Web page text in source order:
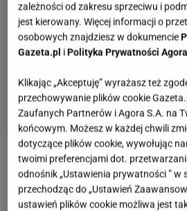
Zobacz wideoWysokobiałkowa
Nikt nie narzeka, że jest bez
zależności od zakresu sprzeciwu i
jest kierowany. Więcej informacji o
osobowych znajdziesz w dokumencie
Gazeta.pl iPolityka Prywatności
Klikając „Akceptuję” wyrażasz też
przechowywanie plików cookie
Zaufanych Partnerów i Agora S.A. na
końcowym. Możesz w każdej chwili
dotyczące plików cookie, wywołując
twoimi preferencjami dot.
odnośnik „Ustawienia prywatności ” w
przechodząc do „Ustawień
ustawień plików cookie możliwa jest